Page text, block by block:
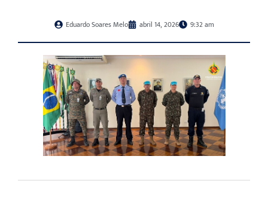
Eduardo Soares Melo abril 14, 2026 9:32 am